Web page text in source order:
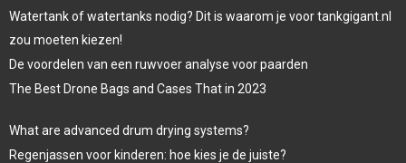
Watertank of watertanks nodig? Dit is waarom je voor tankgigant.nl
zou moeten kiezen!
De voordelen van een ruwvoer analyse voor paarden
The Best Drone Bags and Cases That in 2023
What are advanced drum drying systems?
Regenjassen voor kinderen: hoe kies je de juiste?